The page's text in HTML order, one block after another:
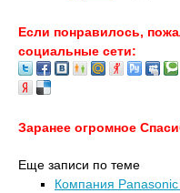
Если понравилось,
социальные сети:
Заранее огромное
Еще записи по теме
Компания Panasonic